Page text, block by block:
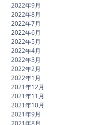
2022年9月
2022年8月
2022年7月
2022年6月
2022年5月
2022年4月
2022年3月
2022年2月
2022年1月
2021年12月
2021年11月
2021年10月
2021年9月
2021年8月